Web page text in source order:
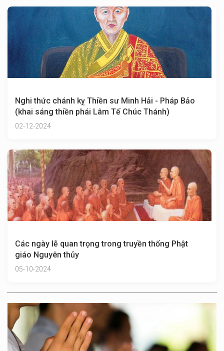
Nghi thức chánh kỵ Thiền sư Minh Hải - Pháp Bảo
(khai sáng thiền phái Lâm Tế Chúc Thánh)
02-12-2024
Các ngày lễ quan trọng trong truyền thống Phật
giáo Nguyên thủy
05-10-2024